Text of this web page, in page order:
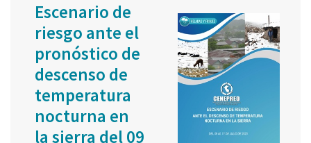
Escenario de
riesgo ante el
pronóstico de
descenso de
temperatura
nocturna en
la sierra del 09